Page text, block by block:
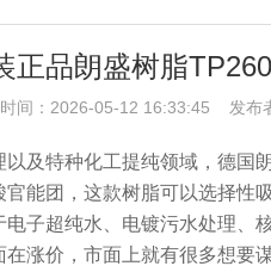
正品朗盛树脂
间：2026-05-12 16:33:45 发布
及特种化工提纯领域，德国
能团，这款树脂可以选择性
子超纯水、电镀污水处理、
涨价，市面上就有很多想要